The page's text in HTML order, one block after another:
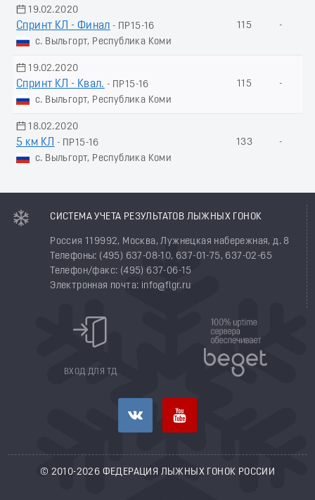
19.02.2020
Спринт КЛ - Финал - ПР15-16
с. Выльгорт, Республика Коми
115 -
19.02.2020
Спринт КЛ - Квал. - ПР15-16
с. Выльгорт, Республика Коми
115 -
18.02.2020
5 км КЛ
- ПР15-16
с. Выльгорт, Республика Коми
133 -
СИСТЕМА УЧЕТА РЕЗУЛЬТАТОВ ЛЫЖНЫХ ГОНОК
Россия 119992, Москва, Лужнецкая набережная, д. 8
Телефоны: (495) 637-08-10, 637-01-75, 637-02-65
Телефон/факс: (495) 637-06-15
Электронная почта: info@flgr.ru
ВХОД ДЛЯ ТД
© 2010-2026 ФЕДЕРАЦИЯ ЛЫЖНЫХ ГОНОК РОССИИ